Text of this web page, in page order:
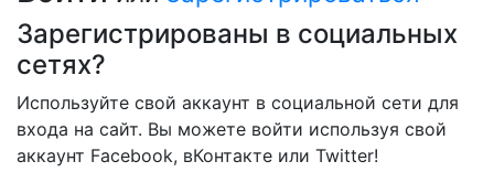
Зарегистрированы в социальных
сетях?
Используйте свой аккаунт в социальной сети для
входа на сайт. Вы можете войти используя свой
аккаунт Facebook, вКонтакте или Twitter!